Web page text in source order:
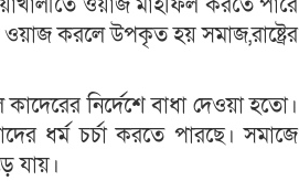
করলে উপকৃত হয় সমাজ,রাষ্ট্রের
নির্দেশে বাধা দেওয়া হতো।
ধর্ম চর্চা করতে পারছে। সমাজে
যায়।